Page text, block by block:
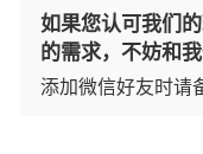
如果您认可我们
的需求，不妨和我
添加微信好友时请